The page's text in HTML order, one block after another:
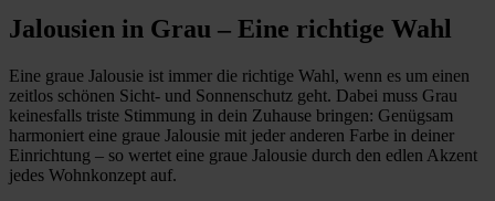
Jalousien in Grau – Eine richtige Wahl
Eine graue Jalousie ist immer die richtige Wahl, wenn es um einen
zeitlos schönen Sicht- und Sonnenschutz geht. Dabei muss Grau
keinesfalls triste Stimmung in dein Zuhause bringen: Genügsam
harmoniert eine graue Jalousie mit jeder anderen Farbe in deiner
Einrichtung – so wertet eine graue Jalousie durch den edlen Akzent
jedes Wohnkonzept auf.